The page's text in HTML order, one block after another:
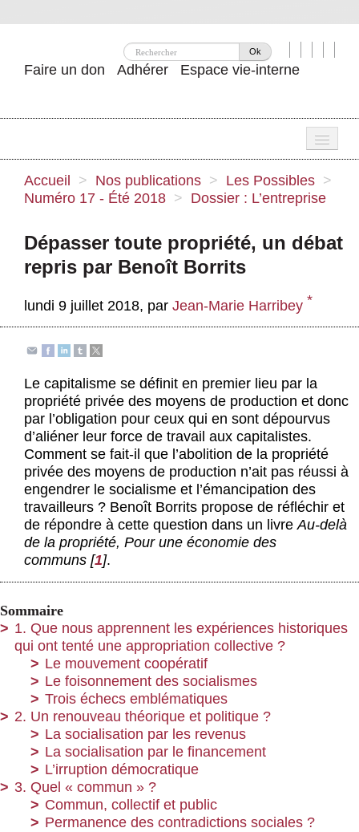
Ok
Faire un don Adhérer Espace vie-interne
Attac ?
Nos idées
Se mobiliser
Publications
Boutique
Accueil > Nos publications > Les Possibles >
Numéro 17 - Été 2018 > Dossier : L’entreprise
Dépasser toute propriété, un débat
repris par Benoît Borrits
lundi 9 juillet 2018, par Jean-Marie Harribey *
Le capitalisme se définit en premier lieu par la
propriété privée des moyens de production et donc
par l’obligation pour ceux qui en sont dépourvus
d’aliéner leur force de travail aux capitalistes.
Comment se fait-il que l’abolition de la propriété
privée des moyens de production n’ait pas réussi à
engendrer le socialisme et l’émancipation des
travailleurs ? Benoît Borrits propose de réfléchir et
de répondre à cette question dans un livreAu-delà
de la propriété, Pour une économie des
communs [1].
Sommaire
1. Que nous apprennent les expériences historiques
qui ont tenté une appropriation collective ?
Le mouvement coopératif
Le foisonnement des socialismes
Trois échecs emblématiques
2. Un renouveau théorique et politique ?
La socialisation par les revenus
La socialisation par le financement
L’irruption démocratique
3. Quel « commun » ?
Commun, collectif et public
Permanence des contradictions sociales ?